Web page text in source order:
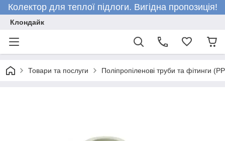
Колектор для теплої підлоги. Вигідна пропозиція!
Клондайк
Товари та послуги Поліпропіленові труби та фітинги